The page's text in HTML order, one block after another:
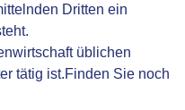
Dritten ein
üblichen
tätig ist.Finden Sie noch